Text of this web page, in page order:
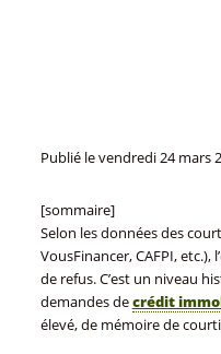
Publié levendredi 24 mars
[sommaire]
Selon les données des
VousFinancer, CAFPI, etc.),
de refus. C’est un niveau
demandes decrédit
élevé, de mémoire de